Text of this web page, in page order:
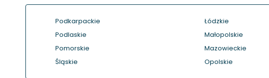
Podkarpackie
Podlaskie
Pomorskie
Śląskie
Łódzkie
Małopolskie
Mazowieckie
Opolskie